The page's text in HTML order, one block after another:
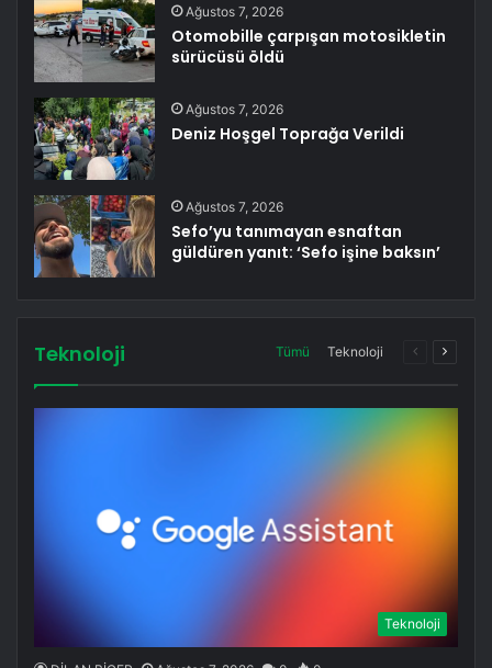
Ağustos 7, 2026
Otomobille çarpışan motosikletin
sürücüsü öldü
Ağustos 7, 2026
Deniz Hoşgel Toprağa Verildi
Ağustos 7, 2026
Sefo’yu tanımayan esnaftan
güldüren yanıt: ‘Sefo işine baksın’
Teknoloji Tümü Teknoloji
ÖncekiSonraki
Teknoloji